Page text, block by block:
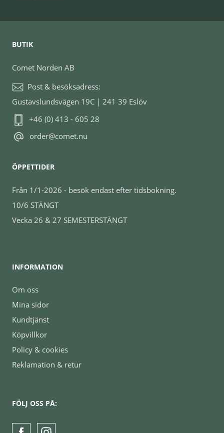
BUTIK
Comet Norden AB
Post & besöksadress:
Gustavslundsvägen 19C | 241 39 Eslöv
+46 (0) 413 - 605 28
order@comet.nu
ÖPPETTIDER
Från 1/1-2026 - besök endast efter tidsbokning.
10/6 STÄNGT
Vecka 26 & 27 SEMESTERSTÄNGT
INFORMATION
Om oss
Mina sidor
Kundtjänst
Köpvillkor
Policy & cookies
Reklamation & retur
FÖLJ OSS PÅ: